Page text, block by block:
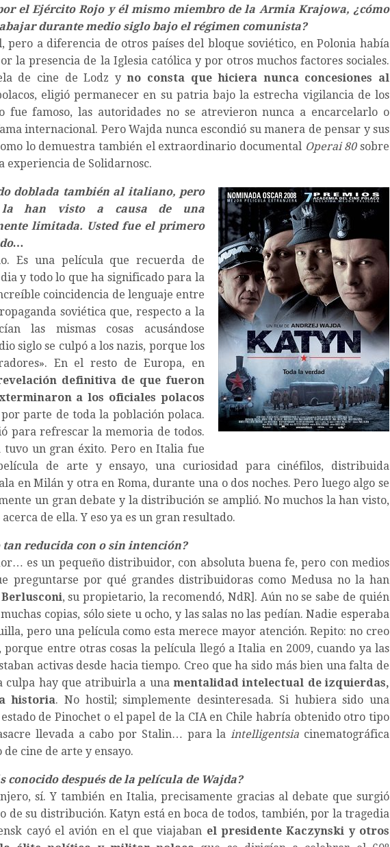
el Ejército Rojo y él mismo miembro de la Armia Krajowa, ¿cómo
durante medio siglo bajo el régimen comunista?
pero a diferencia de otros países del bloque soviético, en Polonia había
la presencia de la Iglesia católica y por otros muchos factores sociales.
de cine de Lodz yno consta que hiciera nunca concesiones al
eligió permanecer en su patria bajo la estrecha vigilancia de los
fue famoso, las autoridades no se atrevieron nunca a encarcelarlo o
internacional. Pero Wajda nunca escondió su manera de pensar y sus
lo demuestra también el extraordinario documental Operai 80sobre
experiencia de Solidarnosc.
doblada también al italiano, pero
la han visto a causa de una
limitada. Usted fue el primero
Es una película que recuerda de
y todo lo que ha significado para la
coincidencia de lenguaje entre
soviética que, respecto a la
las mismas cosas acusándose
siglo se culpó a los nazis, porque los
En el resto de Europa, en
definitiva de que fueron
a los oficiales polacos
parte de toda la población polaca.
para refrescar la memoria de todos.
tuvo un gran éxito. Pero en Italia fue
de arte y ensayo, una curiosidad para cinéfilos, distribuida
en Milán y otra en Roma, durante una o dos noches. Pero luego algo se
un gran debate y la distribución se amplió. No muchos la han visto,
de ella. Y eso ya es un gran resultado.
reducida con o sin intención?
es un pequeño distribuidor, con absoluta buena fe, pero con medios
preguntarse por qué grandes distribuidoras como Medusa no la han
, su propietario, la recomendó, NdR]. Aún no se sabe de quién
copias, sólo siete u ocho, y las salas no las pedían. Nadie esperaba
pero una película como esta merece mayor atención. Repito: no creo
porque entre otras cosas la película llegó a Italia en 2009, cuando ya las
activas desde hacia tiempo. Creo que ha sido más bien una falta de
culpa hay que atribuirla a unamentalidad intelectual de izquierdas,
historia. No hostil; simplemente desinteresada. Si hubiera sido una
de Pinochet o el papel de la CIA en Chile habría obtenido otro tipo
llevada a cabo por Stalin… para laintelligentsia cinematográfica
cine de arte y ensayo.
conocido después de la película de Wajda?
sí. Y también en Italia, precisamente gracias al debate que surgió
de su distribución. Katyn está en boca de todos, también, por la tragedia
cayó el avión en el que viajaban el presidente Kaczynski y otros